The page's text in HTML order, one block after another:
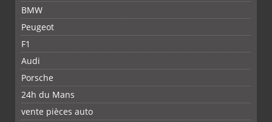
BMW
Peugeot
F1
Audi
Porsche
24h du Mans
vente pièces auto